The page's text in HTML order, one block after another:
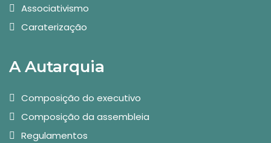
Associativismo
Caraterização
A Autarquia
Composição do executivo
Composição da assembleia
Regulamentos